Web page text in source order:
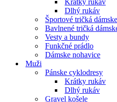
Dlhý rukáv
Športové tričká dámske
Bavlnené tričká
Vesty a bundy
Funkčné prádlo
Dámske nohavice
Muži
Pánske cyklodresy
Krátky rukáv
Dlhý rukáv
Gravel košele